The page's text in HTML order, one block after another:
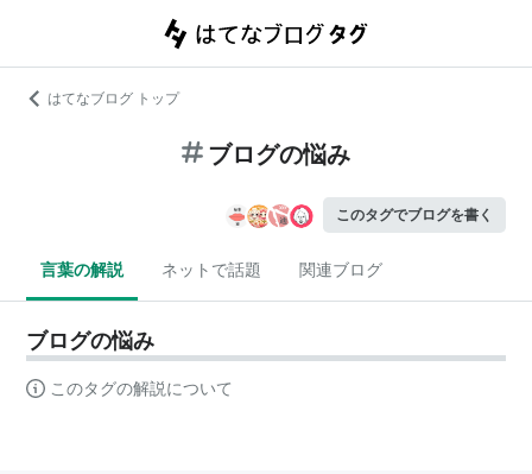
はてなブログ トップ
ブログの悩み
このタグでブログを書く
言葉の解説 ネットで話題 関連ブログ
ブログの悩み
このタグの解説について